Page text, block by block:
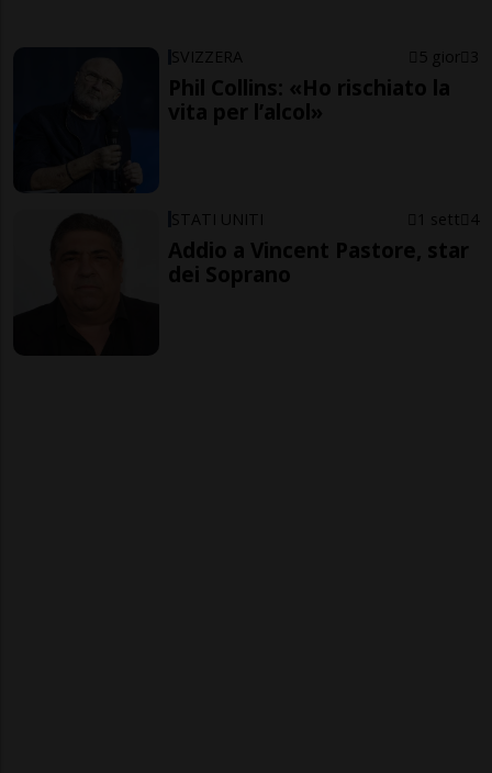
SVIZZERA 5 gior 3
Phil Collins: «Ho rischiato la
vita per l’alcol»
STATI UNITI 1 sett 4
Addio a Vincent Pastore, star
dei Soprano